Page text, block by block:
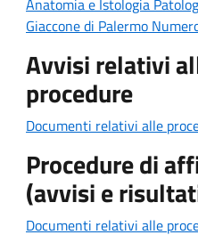
Giaccone di Palermo
Avvisi relativi
procedure
Documenti relativi alle
Procedure di
(avvisi e
Documenti relativi alle